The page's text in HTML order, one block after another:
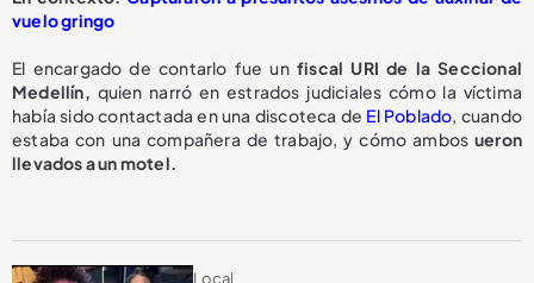
vuelo gringo
El encargado de contarlo fue unfiscal URI de la Seccional
Medellín, quien narró en estrados judiciales cómo la víctima
había sido contactada en una discoteca de El Poblado, cuando
estaba con una compañera de trabajo, y cómo ambos ueron
llevados a un motel.
Local